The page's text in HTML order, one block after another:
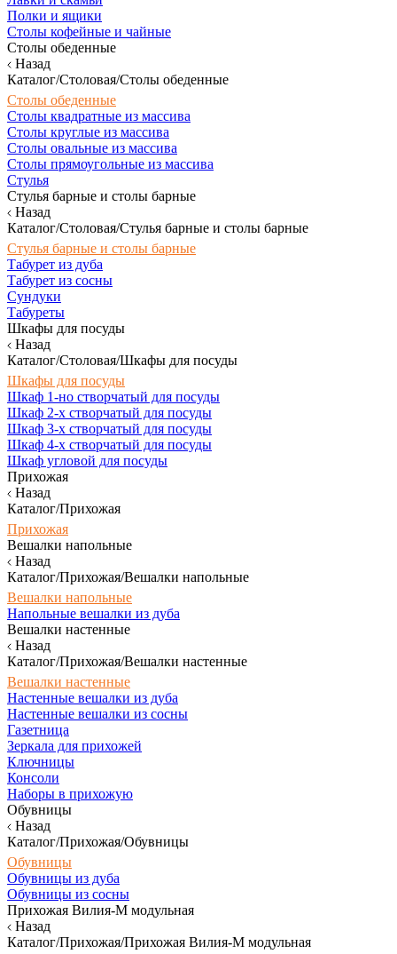
Полки и ящики
Столы кофейные и чайные
Столы обеденные
Назад
Каталог/Столовая/Столы обеденные
Столы обеденные
Столы квадратные из массива
Столы круглые из массива
Столы овальные из массива
Столы прямоугольные из массива
Стулья
Стулья барные и столы барные
Назад
Каталог/Столовая/Стулья барные и столы барные
Стулья барные и столы барные
Табурет из дуба
Табурет из сосны
Сундуки
Табуреты
Шкафы для посуды
Назад
Каталог/Столовая/Шкафы для посуды
Шкафы для посуды
Шкаф 1-но створчатый для посуды
Шкаф 2-х створчатый для посуды
Шкаф 3-х створчатый для посуды
Шкаф 4-х створчатый для посуды
Шкаф угловой для посуды
Прихожая
Назад
Каталог/Прихожая
Прихожая
Вешалки напольные
Назад
Каталог/Прихожая/Вешалки напольные
Вешалки напольные
Напольные вешалки из дуба
Вешалки настенные
Назад
Каталог/Прихожая/Вешалки настенные
Вешалки настенные
Настенные вешалки из дуба
Настенные вешалки из сосны
Газетница
Зеркала для прихожей
Ключницы
Консоли
Наборы в прихожую
Обувницы
Назад
Каталог/Прихожая/Обувницы
Обувницы
Обувницы из дуба
Обувницы из сосны
Прихожая Вилия-М модульная
Назад
Каталог/Прихожая/Прихожая Вилия-М модульная